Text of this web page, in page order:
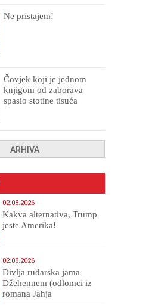
Ne pristajem!
Čovjek koji je jednom
knjigom od zaborava
spasio stotine tisuća
ARHIVA
02.08.2026
Kakva alternativa, Trump
jeste Amerika!
02.08.2026
Divlja rudarska jama
Džehennem (odlomci iz
romana Jahja